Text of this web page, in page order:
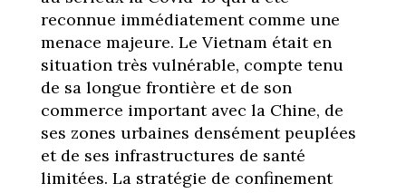
reconnue immédiatement comme une
menace majeure. Le Vietnam était en
situation très vulnérable, compte tenu
de sa longue frontière et de son
commerce important avec la Chine, de
ses zones urbaines densément peuplées
et de ses infrastructures de santé
limitées. La stratégie de confinement